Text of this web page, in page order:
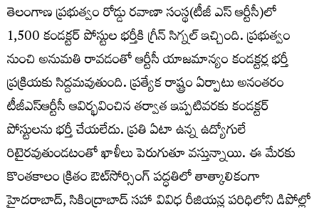
తెలంగాణ ప్రభుత్వం రోడ్డు రవాణా సంస్థ(టీజీ ఎస్ ఆర్టీసీ)లో
1,500 కండక్టర్ పోస్టుల భర్తీకి గ్రీన్ సిగ్నల్ ఇచ్చింది. ప్రభుత్వం
నుంచి అనుమతి రావడంతో ఆర్టీసీ యాజమాన్యం కండక్టర్ల భర్తీ
ప్రక్రియకు సిద్దమవుతుంది. ప్రత్యేక రాష్ట్రం ఏర్పాటు అనంతరం
టీజీఎస్‌ఆర్టీసీ ఆవిర్భవించిన తర్వాత ఇప్పటివరకు కండక్టర్‌
పోస్టులను భర్తీ చేయలేదు. ప్రతి ఏటా ఉన్న ఉద్యోగులే
రిటైరవుతుండటంతో ఖాళీలు పెరుగుతూ వస్తున్నాయి. ఈ మేరకు
కొంతకాలం క్రితం ఔట్‌సోర్సింగ్‌ పద్ధతిలో తాత్కాలికంగా
హైదరాబాద్, సికింద్రాబాద్‌ సహా వివిధ రీజియన్ల పరిధిలోని డిపోల్లో